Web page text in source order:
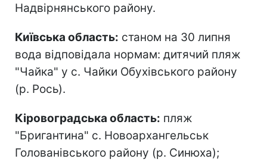
Надвірнянського району.
Київська область: станом на 30 липня
вода відповідала нормам: дитячий пляж
"Чайка" у с. Чайки Обухівського району
(р. Рось).
Кіровоградська область: пляж
"Бригантина" с. Новоархангельськ
Голованівського району (р. Синюха);